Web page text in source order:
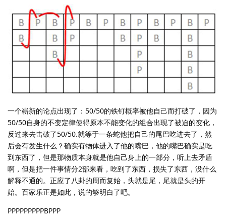
一个崭新的论点出现了：50/50的铁钉概率被他自己而打破了，因为
50/50自身的不变定律使得原本不能变化的组合出现了被迫的变化，
反过来去击破了50/50.就等于一条蛇他把自己的尾巴吃进去了，然
后会有发生什么？确实有物体进入了他的嘴巴，他的嘴巴确实是吃
到东西了，但是那物质本身就是他自己身上的一部分，听上去矛盾
啊，但是把一件事情分2部来看，吃到了东西，损失了东西，没什么
解释不通的。正应了八卦的周而复始，头就是尾，尾就是头的开
始。百家乐正是如此，说的够明白了吧。
PPPPPPPPPBPPP